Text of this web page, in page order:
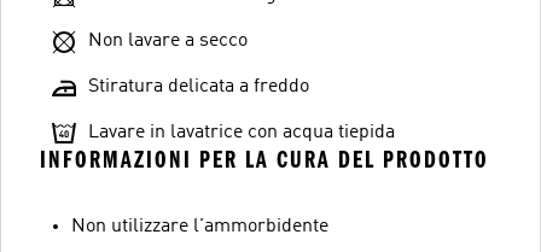
Non lavare a secco
Stiratura delicata a freddo
Lavare in lavatrice con acqua tiepida
INFORMAZIONI PER LA CURA DEL PRODOTTO
Non utilizzare l'ammorbidente